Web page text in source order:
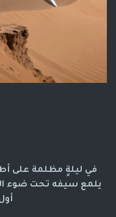
في ليلةٍ مظلمة على
يلمع سيفه تحت ضوء